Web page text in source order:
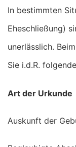
In bestimmten
Eheschließung)
unerlässlich.
Sie i.d.R.
Art der Urkunde
Auskunft der